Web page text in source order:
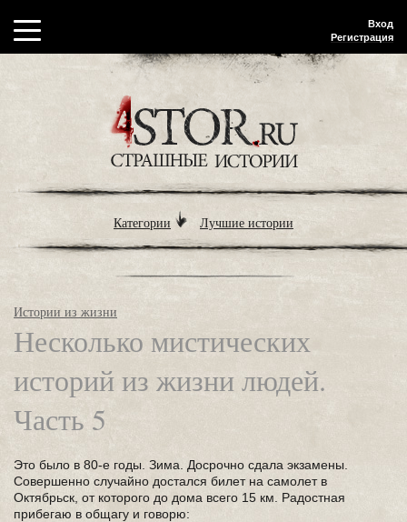
Вход
Регистрация
Категории Лучшие истории
Истории из жизни
Несколько мистических
историй из жизни людей.
Часть 5
Это было в 80-е годы. Зима. Досрочно сдала экзамены.
Совершенно случайно достался билет на самолет в
Октябрьск, от которого до дома всего 15 км. Радостная
прибегаю в общагу и говорю: